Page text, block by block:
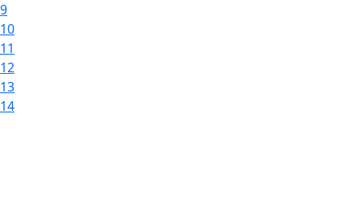
9
10
11
12
13
14